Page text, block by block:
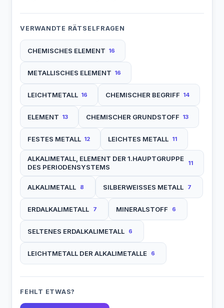
VERWANDTE RÄTSELFRAGEN
CHEMISCHES ELEMENT 16
METALLISCHES ELEMENT 16
LEICHTMETALL 16 CHEMISCHER BEGRIFF 14
ELEMENT 13 CHEMISCHER GRUNDSTOFF 13
FESTES METALL 12 LEICHTES METALL 11
ALKALIMETALL, ELEMENT DER 1.HAUPTGRUPPE
DES PERIODENSYSTEMS
11
ALKALIMETALL 8 SILBERWEISSES METALL 7
ERDALKALIMETALL 7 MINERALSTOFF 6
SELTENES ERDALKALIMETALL 6
LEICHTMETALL DER ALKALIMETALLE 6
FEHLT ETWAS?